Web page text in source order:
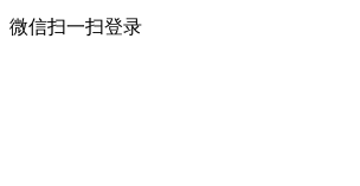
微信扫一扫登录